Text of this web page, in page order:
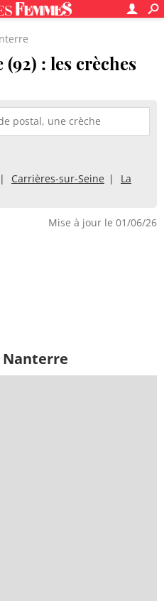
: les crèches
Carrières-sur-Seine
La
Mise à jour le 01/06/26
Nanterre